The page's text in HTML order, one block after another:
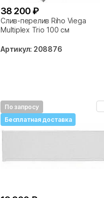
38 200 ₽
Слив-перелив Riho Viega
Multiplex Trio 100 см
Артикул: 208876
По запросу
Бесплатная доставка